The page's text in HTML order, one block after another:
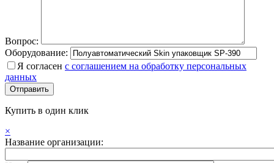
Вопрос:
Оборудование:
Я согласен с соглашением на обработку персональных
данных
Купить в один клик
×
Название организации: